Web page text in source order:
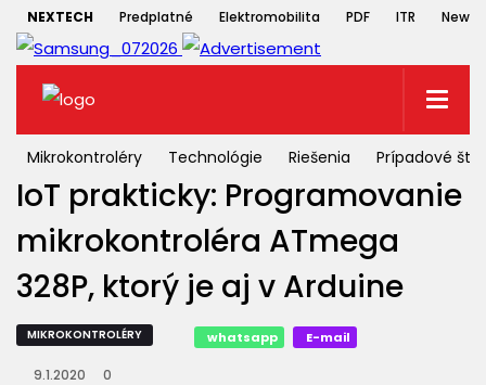
NEXTECH Predplatné Elektromobilita PDF ITR
Mikrokontroléry Technológie Riešenia Prípadové
IoT prakticky: Programovanie
mikrokontroléra ATmega
328P, ktorý je aj v Arduine
MIKROKONTROLÉRY whatsapp E-mail
9.1.2020 0